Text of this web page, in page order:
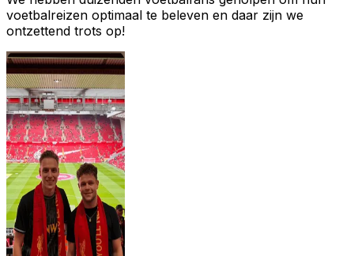
voetbalreizen optimaal te beleven en daar zijn we
ontzettend trots op!